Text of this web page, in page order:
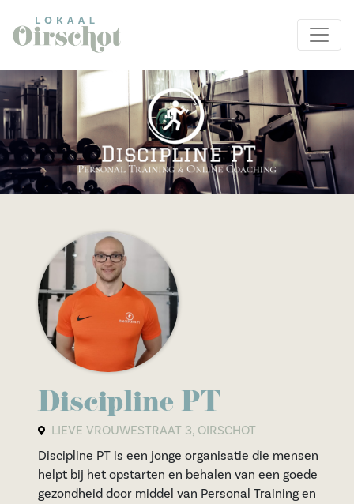
Discipline PT
LIEVE VROUWESTRAAT 3, OIRSCHOT
Discipline PT is een jonge organisatie die mensen
helpt bij het opstarten en behalen van een goede
gezondheid door middel van Personal Training en